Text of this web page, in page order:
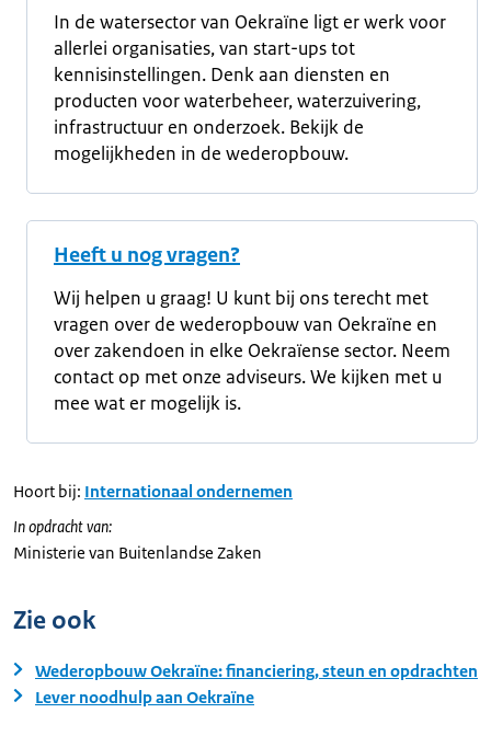
In de watersector van Oekraïne ligt er werk voor
allerlei organisaties, van start-ups tot
kennisinstellingen. Denk aan diensten en
producten voor waterbeheer, waterzuivering,
infrastructuur en onderzoek. Bekijk de
mogelijkheden in de wederopbouw.
Heeft u nog vragen?
Wij helpen u graag! U kunt bij ons terecht met
vragen over de wederopbouw van Oekraïne en
over zakendoen in elke Oekraïense sector. Neem
contact op met onze adviseurs. We kijken met u
mee wat er mogelijk is.
Hoort bij: Internationaal ondernemen
In opdracht van:
Ministerie van Buitenlandse Zaken
Zie ook
Wederopbouw Oekraïne: financiering, steun en opdrachten
Lever noodhulp aan Oekraïne